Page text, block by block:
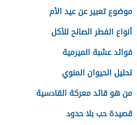
موضوع تعبير عن عيد الأم
أنواع الفطر الصالح للأكل
فوائد عشبة الميرمية
تحليل الحيوان المنوي
من هو قائد معركة القادسية
قصيدة حب بلا حدود